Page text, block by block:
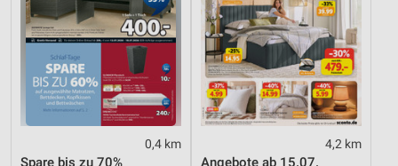
0,4 km
Spare bis zu 70%
4,2 km
Angebote ab 15.07.